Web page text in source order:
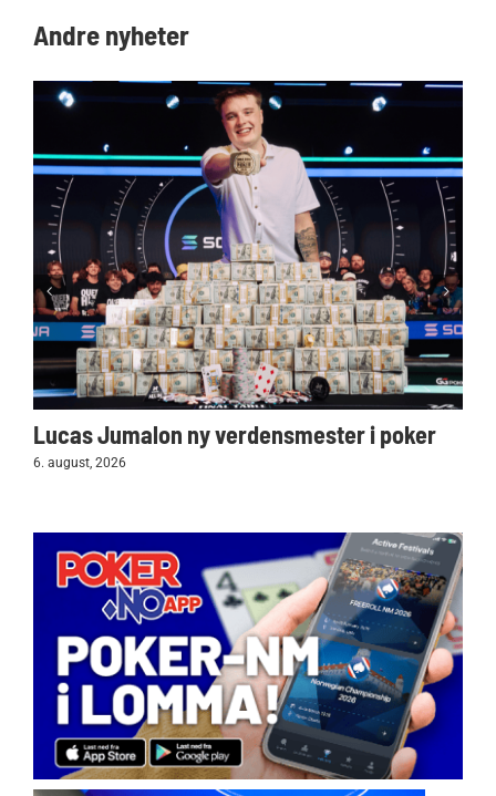
Andre nyheter
Lucas Jumalon ny verdensmester i poker
6. august, 2026